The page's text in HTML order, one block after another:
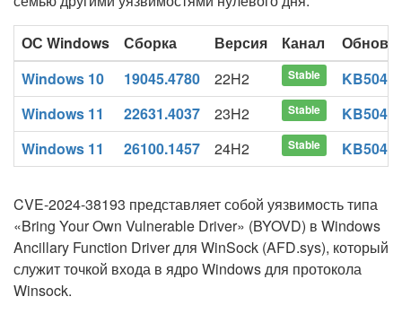
ОС Windows Сборка Версия Канал
Windows 10
19045.4780 22H2 Stable
Windows 11
22631.4037 23H2 Stable
Windows 11
26100.1457 24H2 Stable
CVE-2024-38193 представляет собой уязвимость типа
«Bring Your Own Vulnerable Driver» (BYOVD) в Windows
Ancillary Function Driver для WinSock (AFD.sys), который
служит точкой входа в ядро Windows для протокола
Winsock.